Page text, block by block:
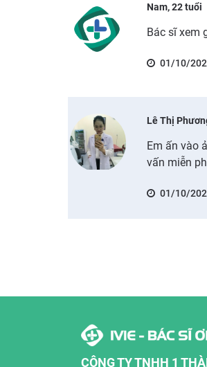
Nam, 22 tuổi
Bác sĩ xem
01/10/
Lê Thị
Em ấn vào
vấn miễn
01/10/
CÔNG TY TNHH 1